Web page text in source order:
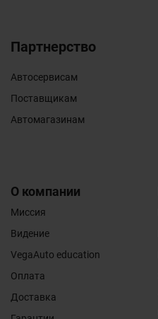
Партнерство
Автосервисам
Поставщикам
Автомагазинам
О компании
Миссия
Видение
VegaAuto education
Оплата
Доставка